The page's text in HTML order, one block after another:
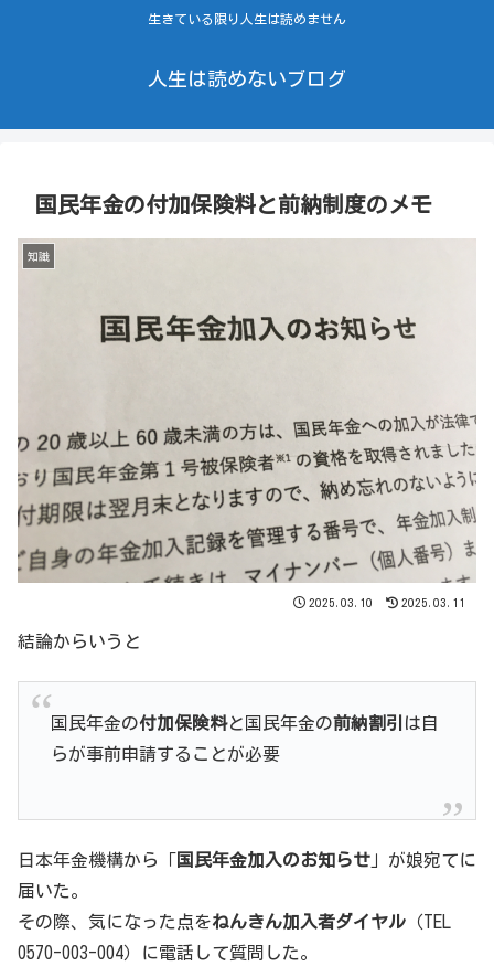
生きている限り人生は読めません
人生は読めないブログ
国民年金の付加保険料と前納制度のメモ
知識
2025.03.10 2025.03.11
結論からいうと
国民年金の付加保険料と国民年金の前納割引 は自
らが事前申請することが必要
日本年金機構から「 国民年金加入のお知らせ 」が娘宛てに
届いた。
その際、気になった点をねんきん加入者ダイヤル （TEL
0570-003-004）に電話して質問した。